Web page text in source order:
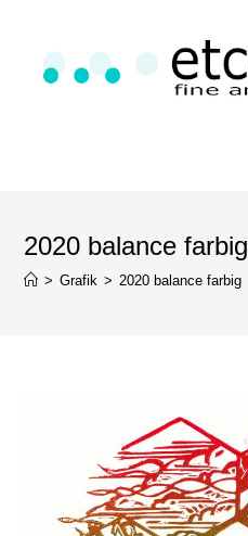
2020 balance farbig
> Grafik > 2020 balance farbig